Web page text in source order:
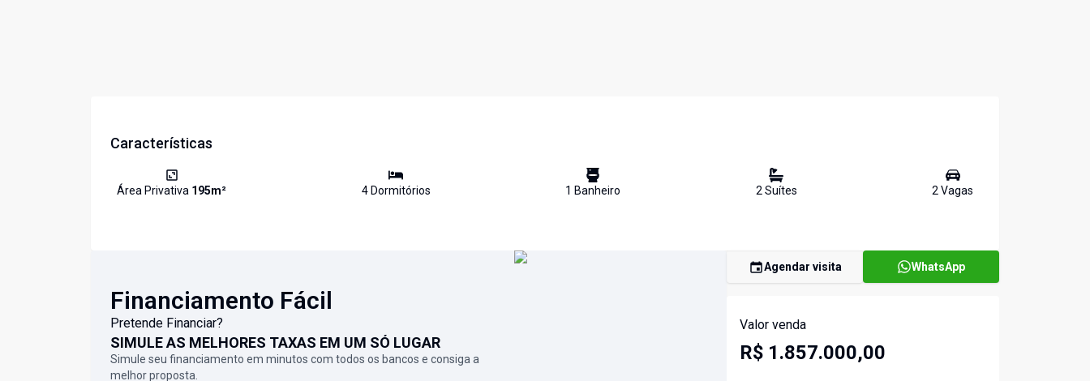
Características
Área Privativa 195m² 4Dormitórios 1 Banheiro 2Suítes 2Vagas
Financiamento Fácil
Pretende Financiar?
SIMULE AS MELHORES TAXAS EM UM SÓ LUGAR
Simule seu financiamento em minutos com todos os bancos e consiga a
melhor proposta.
Agendar visita WhatsApp
Valor venda
R$ 1.857.000,00